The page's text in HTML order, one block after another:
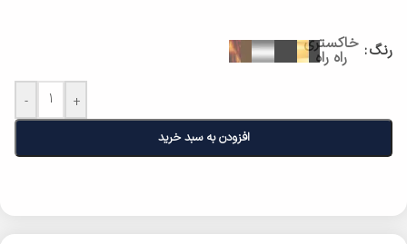
رنگ خاکستری
راه راه
- +
افزودن به سبد خرید